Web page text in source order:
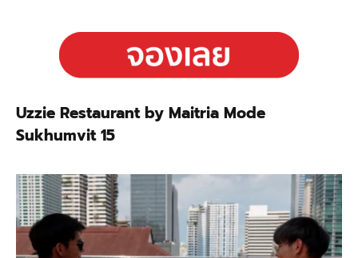
Uzzie Restaurant by Maitria Mode
Sukhumvit 15